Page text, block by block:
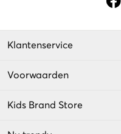
Klantenservice
Voorwaarden
Kids Brand Store